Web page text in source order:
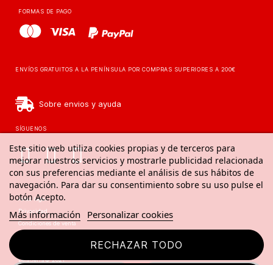
Este sitio web utiliza cookies propias y de terceros para
mejorar nuestros servicios y mostrarle publicidad relacionada
con sus preferencias mediante el análisis de sus hábitos de
navegación. Para dar su consentimiento sobre su uso pulse el
botón Acepto.
Más información Personalizar cookies
RECHAZAR TODO
FORMAS DE PAGO
ENVÍOS GRATUITOS A LA PENÍNSULA POR COMPRAS SUPERIORES A 200€
Sobre envios y ayuda
SÍGUENOS
Aviso legal
Privacidad
Condiciones de venta
Delatierra© 2021